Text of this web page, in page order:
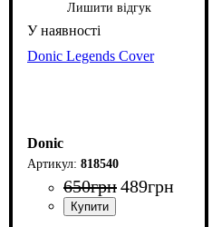
Лишити відгук
Donic Legends Cover
Donic
818540
650грн489грн